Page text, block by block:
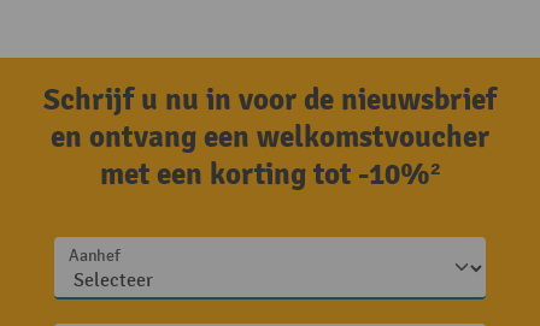
Schrijf u nu in voor de nieuwsbrief
en ontvang een welkomstvoucher
met een korting tot -10%²
Aanhef